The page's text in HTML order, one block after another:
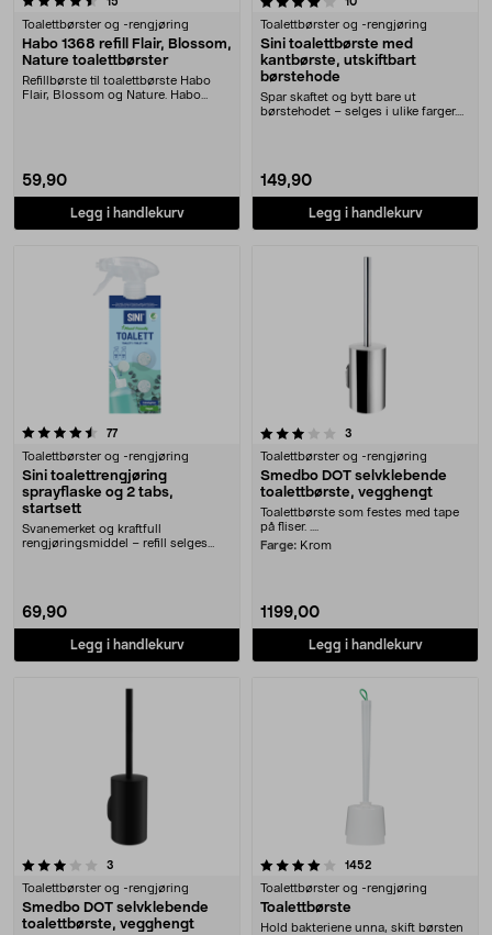
Toalettbørster og -rengjøring
Habo 1368 refill Flair, Blossom,
Nature toalettbørster
Refillbørste til toalettbørste Habo
Flair, Blossom og Nature. Habo
59,90
Legg i handlekurv
Toalettbørster og -rengjøring
Sini toalettbørste med
kantbørste, utskiftbart
børstehode
Spar skaftet og bytt bare ut
børstehodet – selges i ulike farger.
149,90
Legg i handlekurv
77anmeldelser
Toalettbørster og -rengjøring
Sini toalettrengjøring
sprayflaske og 2 tabs,
startsett
Svanemerket og kraftfull
rengjøringsmiddel – refill selges
69,90
Legg i handlekurv
3.0 av 5 stjerner 3
Toalettbørster og -rengjøring
Smedbo DOT selvklebende
toalettbørste, vegghengt
Toalettbørste som festes med tape
på fliser. ....
Farge: Krom
1199,00
Legg i handlekurv
3
Toalettbørster og -rengjøring
Smedbo DOT selvklebende
toalettbørste, vegghengt
4.0 av 5 stjerner 1452anmeldelser
Toalettbørster og -rengjøring
Toalettbørste
Hold bakteriene unna, skift børsten